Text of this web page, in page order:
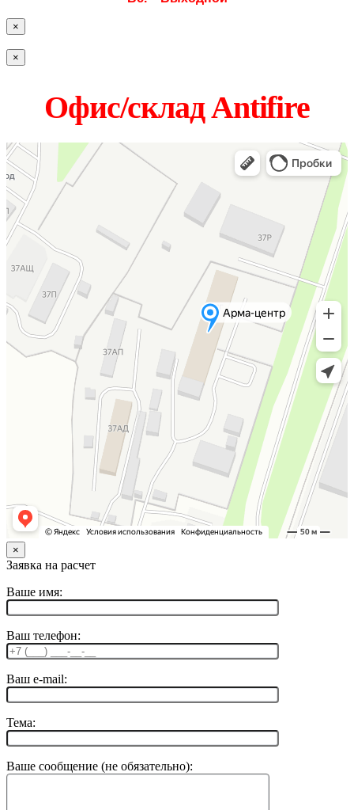
×
×
Офис/склад Antifire
×
Заявка на расчет
Ваше имя:
Ваш телефон:
Ваш e-mail:
Тема:
Ваше сообщение (не обязательно):